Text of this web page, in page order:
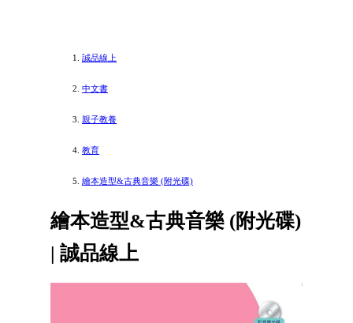
誠品線上
中文書
親子教養
教育
繪本造型&古典音樂 (附光碟)
繪本造型&古典音樂 (附光碟)
| 誠品線上